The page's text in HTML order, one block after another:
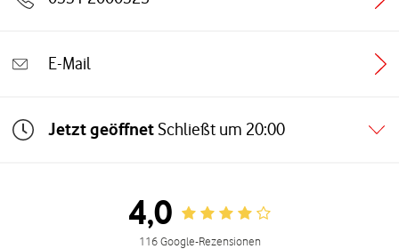
E-Mail
Jetzt geöffnet Schließt um 20:00
4,0 Rating 4.0
116 Google-Rezensionen